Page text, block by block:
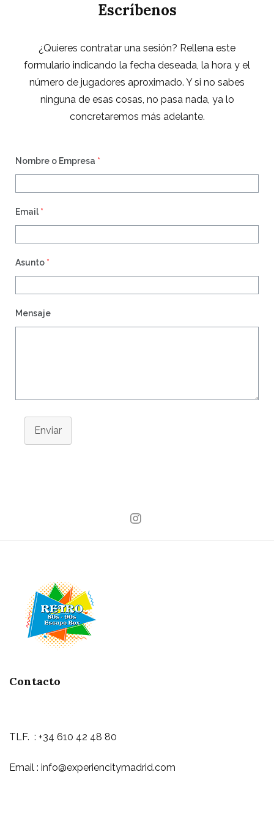
Escríbenos
¿Quieres contratar una sesión? Rellena este
formulario indicando la fecha deseada, la hora y el
número de jugadores aproximado. Y si no sabes
ninguna de esas cosas, no pasa nada, ya lo
concretaremos más adelante.
Nombre o Empresa *
Email *
Asunto *
Mensaje
Enviar
Contacto
TLF. : +34 610 42 48 80
Email : info@experiencitymadrid.com